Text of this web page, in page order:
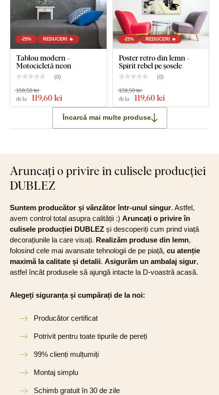
-25% REDUCERI 🔥
Tablou modern –
Motocicletă neon
(0)
de la 119,60 lei
159,50 lei
-25% REDUCERI 🔥
Poster retro din lemn -
Spirit rebel pe șosele
(0)
de la 119,60 lei
159,50 lei
Încarcă mai multe produse
Aruncați o privire în culisele producției
DUBLEZ
Suntem producător și vânzător într-unul singur. Astfel,
avem control total asupra calității :) Aruncați o privire în
culisele producției DUBLEZ și descoperiți cum prind viață
decorațiunile la care visați. Realizăm produse din lemn,
folosind cele mai avansate tehnologii de pe piață, cu atenție
maximă la calitate și detalii. Asigurăm un ambalaj sigur,
astfel încât produsele să ajungă intacte la D-voastră acasă.
Alegeți siguranța și cumpărați de la noi:
Producător certificat
Potrivit pentru toate tipurile de pereți
99% clienți mulțumiți
Montaj simplu
Schimb gratuit în 30 de zile